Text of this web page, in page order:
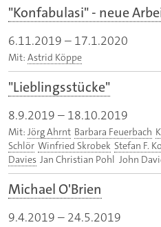
"Konfabulasi" - neue
6.11.2019 – 17.1.2020
Mit: Astrid Köppe
"Lieblingsstücke"
8.9.2019 – 18.10.2019
Mit: Jörg Ahrnt Barbara Feuerbach
Schlör Winfried Skrobek Stefan F.
Davies Jan Christian Pohl John
Michael O'Brien
9.4.2019 – 24.5.2019